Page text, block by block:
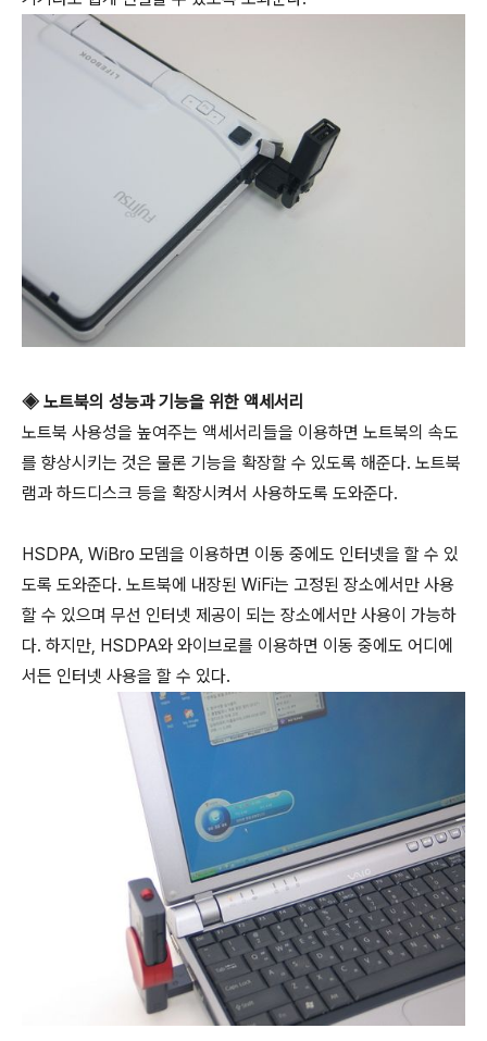
◈ 노트북의 성능과 기능을 위한 액세서리
노트북 사용성을 높여주는 액세서리들을 이용하면 노트북의 속도
를 향상시키는 것은 물론 기능을 확장할 수 있도록 해준다. 노트북
램과 하드디스크 등을 확장시켜서 사용하도록 도와준다.
HSDPA, WiBro 모뎀을 이용하면 이동 중에도 인터넷을 할 수 있
도록 도와준다. 노트북에 내장된 WiFi는 고정된 장소에서만 사용
할 수 있으며 무선 인터넷 제공이 되는 장소에서만 사용이 가능하
다. 하지만, HSDPA와 와이브로를 이용하면 이동 중에도 어디에
서든 인터넷 사용을 할 수 있다.